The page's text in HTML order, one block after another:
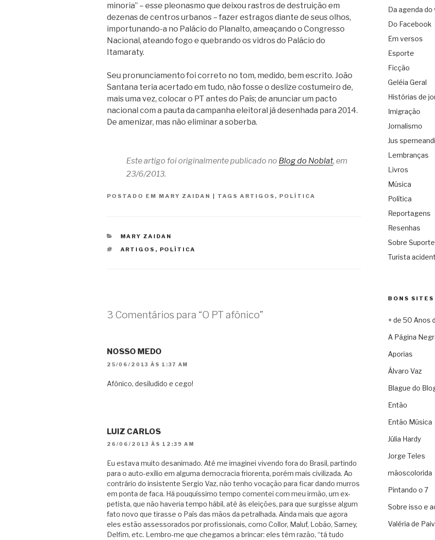
minoria” – esse pleonasmo que deixou rastros de destruição em
dezenas de centros urbanos – fazer estragos diante de seus olhos,
importunando-a no Palácio do Planalto, ameaçando o Congresso
Nacional, ateando fogo e quebrando os vidros do Palácio do
Itamaraty.
Seu pronunciamento foi correto no tom, medido, bem escrito. João
Santana teria acertado em tudo, não fosse o deslize costumeiro de,
mais uma vez, colocar o PT antes do País; de anunciar um pacto
nacional com a pauta da campanha eleitoral já desenhada para 2014.
De amenizar, mas não eliminar a soberba.
Este artigo foi originalmente publicado no Blog do Noblat, em
23/6/2013.
POSTADO EM MARY ZAIDAN | TAGS ARTIGOS , POLÍTICA
CATEGORIAS
MARY ZAIDAN
TAGS
ARTIGOS , POLÍTICA
3 Comentários para “O PT afônico”
NOSSO MEDO
25/06/2013 ÀS 1:37 AM
Afônico, desiludido e cego!
LUIZ CARLOS
26/06/2013 ÀS 12:39 AM
Eu estava muito desanimado. Até me imaginei vivendo fora do Brasil, partindo
para o auto-exílio em alguma democracia friorenta, porém mais civilizada. Ao
contrário do insistente Sergio Vaz, não tenho vocação para ficar dando murros
em ponta de faca. Há pouquíssimo tempo comentei com meu irmão, um ex-
petista, que não haveria tempo hábil, até às eleições, para que surgisse algum
fato novo que tirasse o País das mãos da petralhada. Ainda mais que agora
eles estão assessorados por profissionais, como Collor, Maluf, Lobão, Sarney,
Delfim, etc. Lembro-me que chegamos a brincar: eles têm razão, “tá tudo
Da agenda do
Do Facebook
Em versos
Esporte
Ficção
Geléia Geral
Histórias de
Imigração
Jornalismo
Jus sperneandi
Lembranças
Livros
Música
Política
Reportagens
Resenhas
Sobre
Turista
BONS SITES
+ de 50 Anos
A Página
Aporias
Álvaro Vaz
Blague do
Então
Então Música
Júlia Hardy
Jorge Teles
mãoscolorida
Pintando o 7
Sobre isso e
Valéria de